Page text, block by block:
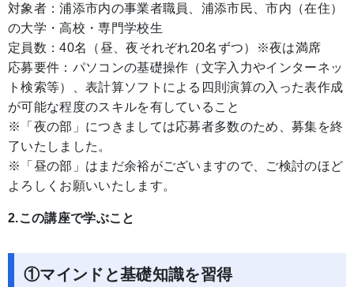
対象者：浦添市内の事業者職員、浦添市民、市内（在住）
の大学・高校・専門学校生
定員数：40名（昼、夜それぞれ20名ずつ）※夜は満席
応募要件：パソコンの基礎操作（文字入力やインターネッ
ト検索等）、表計算ソフトによる四則演算の入った表作成
が可能な程度のスキルを有していること
※「夜の部」につきましては応募者多数のため、募集を終
了いたしました。
※「昼の部」はまだ余裕がございますので、ご検討のほど
よろしくお願いいたします。
2.この講座で学ぶこと
①マインドと基礎知識を習得